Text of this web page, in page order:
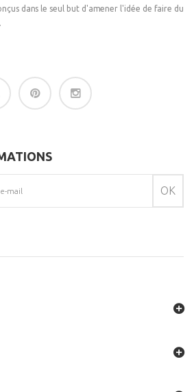
dans le seul but d'amener l'idée de faire du
OK